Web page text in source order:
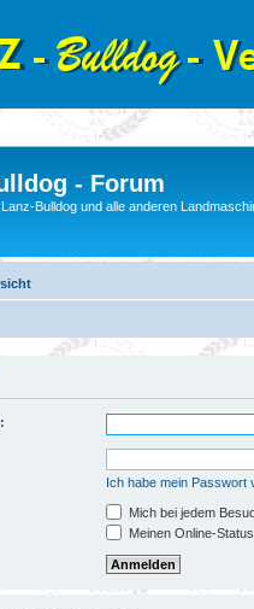
- Forum
Bulldog und alle anderen
Ich habe mein Passwort
Mich bei jedem
Meinen Online-